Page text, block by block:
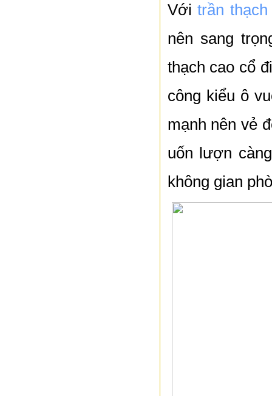
Vớitrần thạch
nên sang
thạch cao cổ
công kiểu ô
mạnh nên vẻ
uốn lượn
không gian